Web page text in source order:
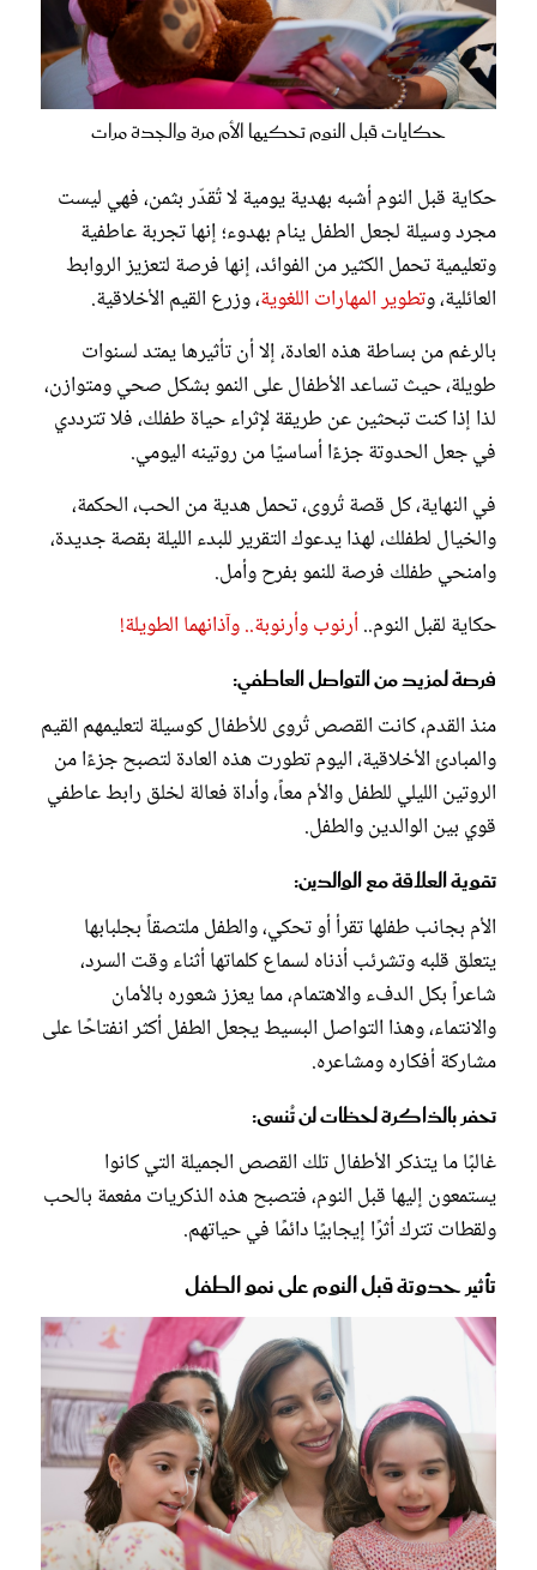
حكايات قبل النوم تحكيها الأم مرة والجدة مرات
حكاية قبل النوم أشبه بهدية يومية لا تُقدّر بثمن، فهي ليست
مجرد وسيلة لجعل الطفل ينام بهدوء؛ إنها تجربة عاطفية
وتعليمية تحمل الكثير من الفوائد، إنها فرصة لتعزيز الروابط
العائلية، وتطوير المهارات اللغوية، وزرع القيم الأخلاقية.
بالرغم من بساطة هذه العادة، إلا أن تأثيرها يمتد لسنوات
طويلة، حيث تساعد الأطفال على النمو بشكل صحي ومتوازن،
لذا إذا كنت تبحثين عن طريقة لإثراء حياة طفلك، فلا تترددي
في جعل الحدوتة جزءًا أساسيًا من روتينه اليومي.
في النهاية، كل قصة تُروى، تحمل هدية من الحب، الحكمة،
والخيال لطفلك، لهذا يدعوك التقرير للبدء الليلة بقصة جديدة،
وامنحي طفلك فرصة للنمو بفرح وأمل.
حكاية لقبل النوم..أرنوب وأرنوبة.. وآذانهما الطويلة!
فرصة لمزيد من التواصل العاطفي:
منذ القدم، كانت القصص تُروى للأطفال كوسيلة لتعليمهم القيم
والمبادئ الأخلاقية، اليوم تطورت هذه العادة لتصبح جزءًا من
الروتين الليلي للطفل والأم معاً، وأداة فعالة لخلق رابط عاطفي
قوي بين الوالدين والطفل.
تقوية العلاقة مع الوالدين:
الأم بجانب طفلها تقرأ أو تحكي، والطفل ملتصقاً بجلبابها
يتعلق قلبه وتشرئب أذناه لسماع كلماتها أثناء وقت السرد،
شاعراً بكل الدفء والاهتمام، مما يعزز شعوره بالأمان
والانتماء، وهذا التواصل البسيط يجعل الطفل أكثر انفتاحًا على
مشاركة أفكاره ومشاعره.
تحفر بالذاكرة لحظات لن تُنسى:
غالبًا ما يتذكر الأطفال تلك القصص الجميلة التي كانوا
يستمعون إليها قبل النوم، فتصبح هذه الذكريات مفعمة بالحب
ولقطات تترك أثرًا إيجابيًا دائمًا في حياتهم.
تأثير حدوتة قبل النوم على نمو الطفل